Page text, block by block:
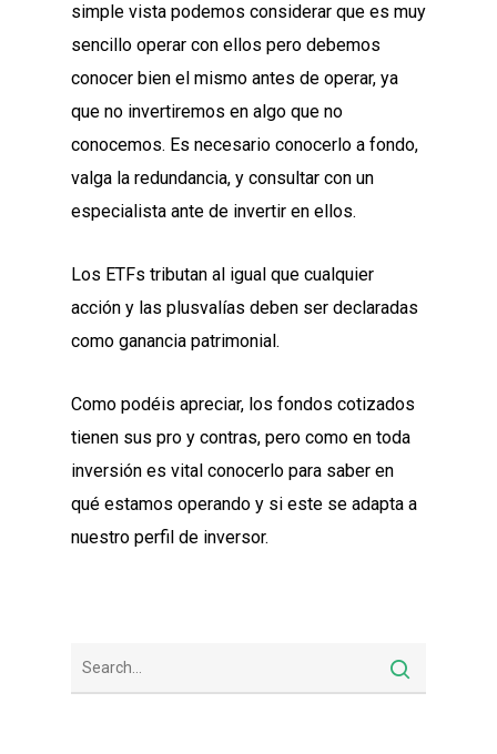
simple vista podemos considerar que es muy
sencillo operar con ellos pero debemos
conocer bien el mismo antes de operar, ya
que no invertiremos en algo que no
conocemos. Es necesario conocerlo a fondo,
valga la redundancia, y consultar con un
especialista ante de invertir en ellos.
Los ETFs tributan al igual que cualquier
acción y las plusvalías deben ser declaradas
como ganancia patrimonial.
Como podéis apreciar, los fondos cotizados
tienen sus pro y contras, pero como en toda
inversión es vital conocerlo para saber en
qué estamos operando y si este se adapta a
nuestro perfil de inversor.